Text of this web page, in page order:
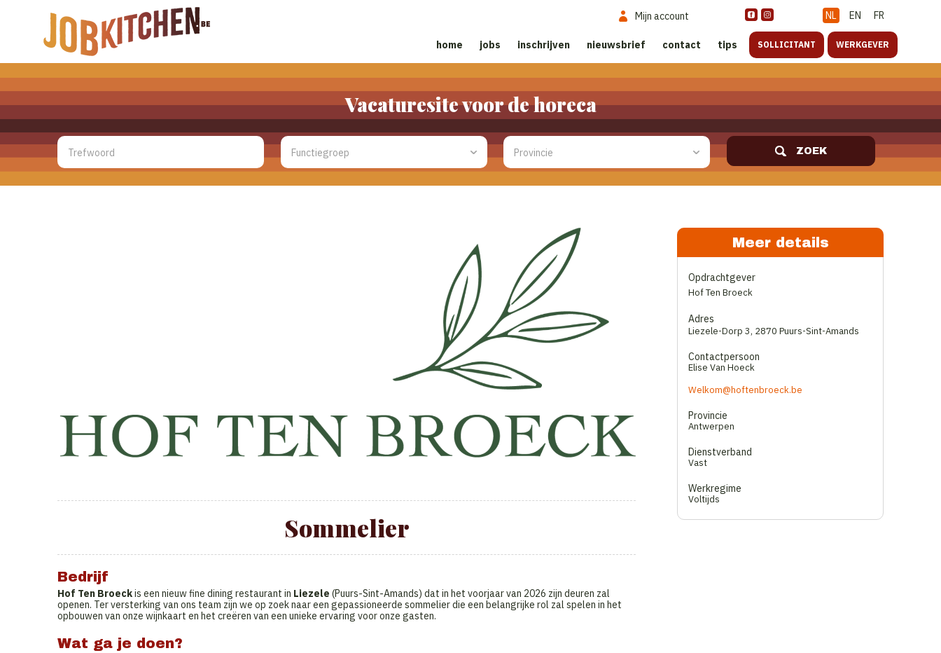
NL EN FR
Mijn account
home jobs inschrijven nieuwsbrief contact tips SOLLICITANT WERKGEVER
Vacaturesite voor de horeca
ZOEK
Sommelier
Bedrijf
Hof Ten Broeckis een nieuw fine dining restaurant in Liezele (Puurs-Sint-Amands) dat in het voorjaar van 2026 zijn deuren zal
openen. Ter versterking van ons team zijn we op zoek naar een gepassioneerde sommelier die een belangrijke rol zal spelen in het
opbouwen van onze wijnkaart en het creëren van een unieke ervaring voor onze gasten.
Wat ga je doen?
Meer details
Opdrachtgever
Hof Ten Broeck
Adres
Liezele-Dorp 3, 2870 Puurs-Sint-Amands
Contactpersoon
Elise Van Hoeck
Welkom@hoftenbroeck.be
Provincie
Antwerpen
Dienstverband
Vast
Werkregime
Voltijds